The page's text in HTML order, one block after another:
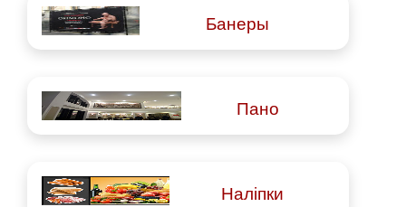
Банеры
Пано
Наліпки